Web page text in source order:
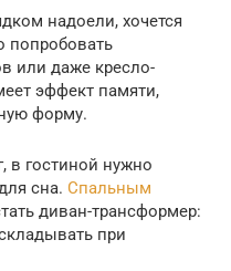
надоели, хочется
попробовать
или даже кресло-
эффект памяти,
форму.
в гостиной нужно
сна. Спальным
диван-трансформер:
при